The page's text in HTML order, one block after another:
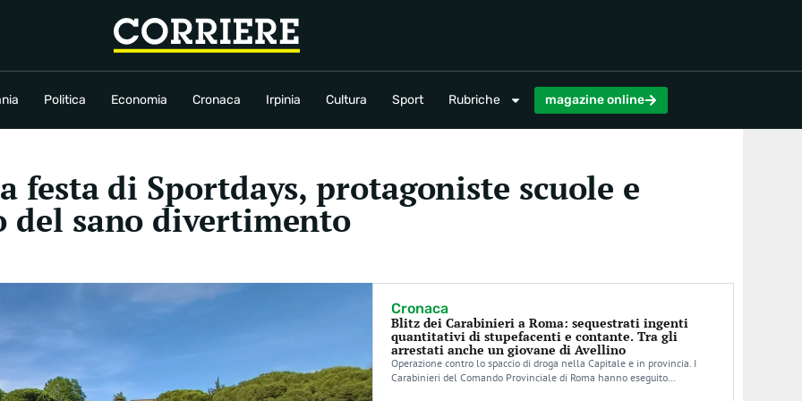
Politica Economia Cronaca Irpinia Cultura Sport Rubriche magazine online
Cronaca Irpinia Sport Rubriche
festa di Sportdays, protagoniste scuole e
del sano divertimento
Cronaca
Blitz dei Carabinieri a Roma: sequestrati ingenti
quantitativi di stupefacenti e contante. Tra gli
arrestati anche un giovane di Avellino
Operazione contro lo spaccio di droga nella Capitale e in provincia. I
Carabinieri del Comando Provinciale di Roma hanno eseguito…